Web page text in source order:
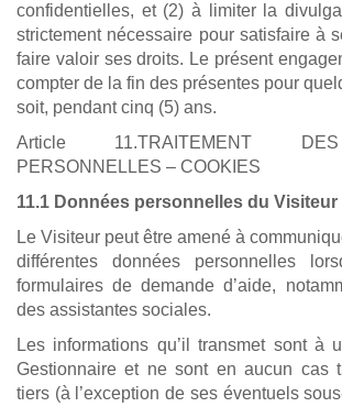
confidentielles, et (2) à limiter la
strictement nécessaire pour satisfaire à
faire valoir ses droits. Le présent
compter de la fin des présentes pour
soit, pendant cinq (5) ans.
Article 11.TRAITEMENT
PERSONNELLES – COOKIES
11.1 Données personnelles du Visiteur
Le Visiteur peut être amené à
différentes données personnelles
formulaires de demande d’aide,
des assistantes sociales.
Les informations qu’il transmet sont à
Gestionnaire et ne sont en aucun cas
tiers (à l’exception de ses éventuels